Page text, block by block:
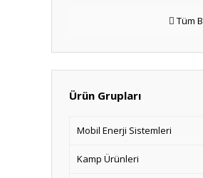
Tüm
Ürün Grupları
Mobil Enerji Sistemleri
Kamp Ürünleri